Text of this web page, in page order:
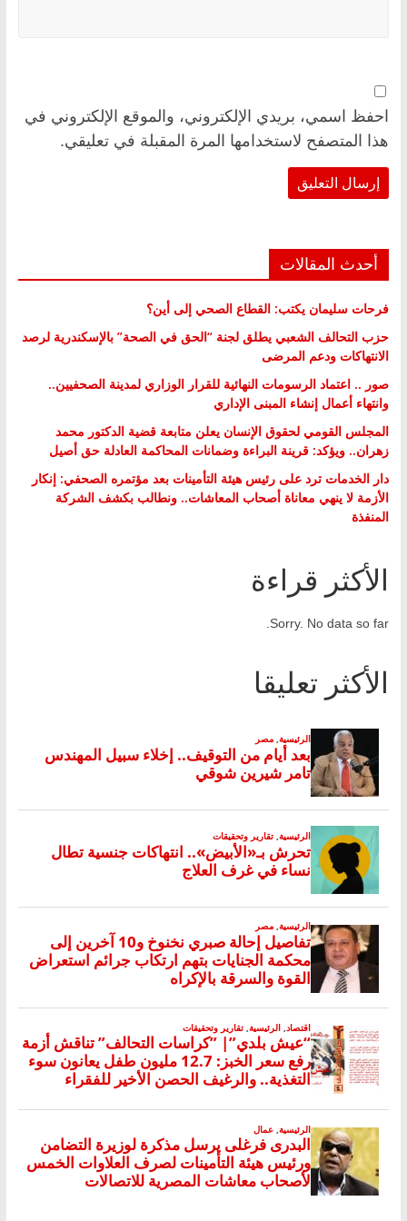
احفظ اسمي، بريدي الإلكتروني، والموقع الإلكتروني في
هذا المتصفح لاستخدامها المرة المقبلة في تعليقي.
أحدث المقالات
فرحات سليمان يكتب: القطاع الصحي إلى أين؟
حزب التحالف الشعبي يطلق لجنة “الحق في الصحة” بالإسكندرية لرصد
الانتهاكات ودعم المرضى
صور .. اعتماد الرسومات النهائية للقرار الوزاري لمدينة الصحفيين..
وانتهاء أعمال إنشاء المبنى الإداري
المجلس القومي لحقوق الإنسان يعلن متابعة قضية الدكتور محمد
زهران.. ويؤكد: قرينة البراءة وضمانات المحاكمة العادلة حق أصيل
دار الخدمات ترد على رئيس هيئة التأمينات بعد مؤتمره الصحفي: إنكار
الأزمة لا ينهي معاناة أصحاب المعاشات.. ونطالب بكشف الشركة
المنفذة
الأكثر قراءة
Sorry. No data so far.
الأكثر تعليقا